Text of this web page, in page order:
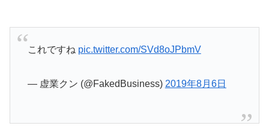
これですね pic.twitter.com/SVd8oJPbmV
— 虚業クン (@FakedBusiness) 2019年8月6日